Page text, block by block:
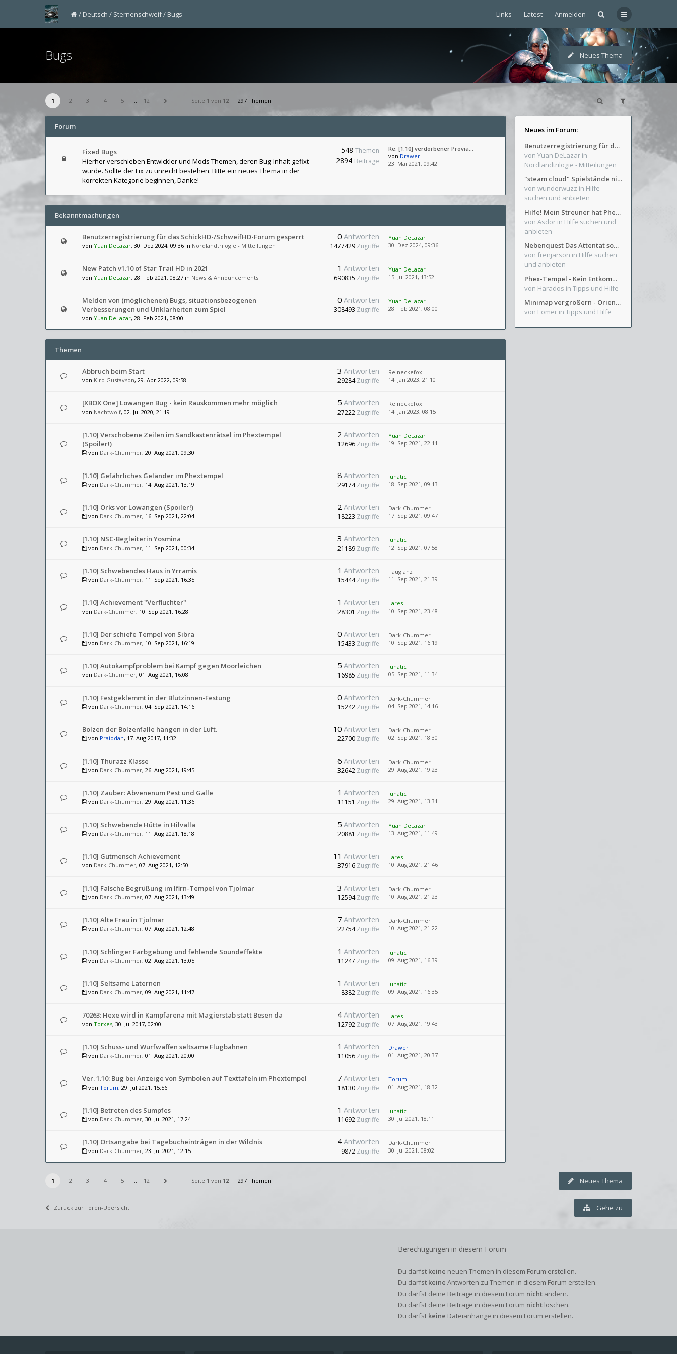
Links Latest Anmelden
Deutsch Sternenschweif Bugs
Bugs Neues Thema
1 2 3 4 5 … 12 Seite 1 von 12 297 Themen
Forum
Fixed Bugs
Hierher verschieben Entwickler und Mods Themen, deren Bug-Inhalt gefixt
wurde. Sollte der Fix zu unrecht bestehen: Bitte ein neues Thema in der
korrekten Kategorie beginnen, Danke!
548 Themen
2894 Beiträge
Re: [1.10] verdorbener Provia…
von Drawer
23. Mai 2021, 09:42
Bekanntmachungen
Benutzerregistrierung für das SchickHD-/SchweifHD-Forum gesperrt
von Yuan DeLazar, 30. Dez 2024, 09:36 in Nordlandtrilogie - Mitteilungen
0 Antworten
1477429 Zugriffe
Yuan DeLazar
30. Dez 2024, 09:36
New Patch v1.10 of Star Trail HD in 2021
von Yuan DeLazar, 28. Feb 2021, 08:27 in News & Announcements
1 Antworten
690835 Zugriffe
Yuan DeLazar
15. Jul 2021, 13:52
Melden von (möglichenen) Bugs, situationsbezogenen
Verbesserungen und Unklarheiten zum Spiel
von Yuan DeLazar, 28. Feb 2021, 08:00
0 Antworten
308493 Zugriffe
Yuan DeLazar
28. Feb 2021, 08:00
Themen
Abbruch beim Start
von Kiro Gustavson, 29. Apr 2022, 09:58
3 Antworten
29284Zugriffe
Reineckefox
14. Jan 2023, 21:10
[XBOX One] Lowangen Bug - kein Rauskommen mehr möglich
von Nachtwolf, 02. Jul 2020, 21:19
5 Antworten
27222 Zugriffe
Reineckefox
14. Jan 2023, 08:15
[1.10] Verschobene Zeilen im Sandkastenrätsel im Phextempel
(Spoiler!)
von Dark-Chummer, 20. Aug 2021, 09:30
2 Antworten
12696 Zugriffe
Yuan DeLazar
19. Sep 2021, 22:11
[1.10] Gefährliches Geländer im Phextempel
von Dark-Chummer, 14. Aug 2021, 13:19
8 Antworten
29174Zugriffe
lunatic
18. Sep 2021, 09:13
[1.10] Orks vor Lowangen (Spoiler!)
von Dark-Chummer, 16. Sep 2021, 22:04
2 Antworten
18223 Zugriffe
Dark-Chummer
17. Sep 2021, 09:47
[1.10] NSC-Begleiterin Yosmina
von Dark-Chummer, 11. Sep 2021, 00:34
3 Antworten
21189 Zugriffe
lunatic
12. Sep 2021, 07:58
[1.10] Schwebendes Haus in Yrramis
von Dark-Chummer, 11. Sep 2021, 16:35
1 Antworten
15444Zugriffe
Tauglanz
11. Sep 2021, 21:39
[1.10] Achievement "Verfluchter"
von Dark-Chummer, 10. Sep 2021, 16:28
1 Antworten
28301 Zugriffe
Lares
10. Sep 2021, 23:48
[1.10] Der schiefe Tempel von Sibra
von Dark-Chummer, 10. Sep 2021, 16:19
0 Antworten
15433 Zugriffe
Dark-Chummer
10. Sep 2021, 16:19
[1.10] Autokampfproblem bei Kampf gegen Moorleichen
von Dark-Chummer, 01. Aug 2021, 16:08
5 Antworten
16985 Zugriffe
lunatic
05. Sep 2021, 11:34
[1.10] Festgeklemmt in der Blutzinnen-Festung
von Dark-Chummer, 04. Sep 2021, 14:16
0 Antworten
15242 Zugriffe
Dark-Chummer
04. Sep 2021, 14:16
Bolzen der Bolzenfalle hängen in der Luft.
von Praiodan, 17. Aug 2017, 11:32
10 Antworten
22700 Zugriffe
Dark-Chummer
02. Sep 2021, 18:30
[1.10] Thurazz Klasse
von Dark-Chummer, 26. Aug 2021, 19:45
6 Antworten
32642 Zugriffe
Dark-Chummer
29. Aug 2021, 19:23
[1.10] Zauber: Abvenenum Pest und Galle
von Dark-Chummer, 29. Aug 2021, 11:36
1 Antworten
11151 Zugriffe
lunatic
29. Aug 2021, 13:31
[1.10] Schwebende Hütte in Hilvalla
von Dark-Chummer, 11. Aug 2021, 18:18
5 Antworten
20881 Zugriffe
Yuan DeLazar
13. Aug 2021, 11:49
[1.10] Gutmensch Achievement
von Dark-Chummer, 07. Aug 2021, 12:50
11 Antworten
37916 Zugriffe
Lares
10. Aug 2021, 21:46
[1.10] Falsche Begrüßung im Ifirn-Tempel von Tjolmar
von Dark-Chummer, 07. Aug 2021, 13:49
3 Antworten
12594Zugriffe
Dark-Chummer
10. Aug 2021, 21:23
[1.10] Alte Frau in Tjolmar
von Dark-Chummer, 07. Aug 2021, 12:48
7 Antworten
22754Zugriffe
Dark-Chummer
10. Aug 2021, 21:22
[1.10] Schlinger Farbgebung und fehlende Soundeffekte
von Dark-Chummer, 02. Aug 2021, 13:05
1 Antworten
11247 Zugriffe
lunatic
09. Aug 2021, 16:39
[1.10] Seltsame Laternen
von Dark-Chummer, 09. Aug 2021, 11:47
1 Antworten
8382 Zugriffe
lunatic
09. Aug 2021, 16:35
70263: Hexe wird in Kampfarena mit Magierstab statt Besen da
von Torxes, 30. Jul 2017, 02:00
4Antworten
12792 Zugriffe
Lares
07. Aug 2021, 19:43
[1.10] Schuss- und Wurfwaffen seltsame Flugbahnen
von Dark-Chummer, 01. Aug 2021, 20:00
1 Antworten
11056 Zugriffe
Drawer
01. Aug 2021, 20:37
Ver. 1.10: Bug bei Anzeige von Symbolen auf Texttafeln im Phextempel
von Torum, 29. Jul 2021, 15:56
7 Antworten
18130 Zugriffe
Torum
01. Aug 2021, 18:32
[1.10] Betreten des Sumpfes
von Dark-Chummer, 30. Jul 2021, 17:24
1 Antworten
11692 Zugriffe
lunatic
30. Jul 2021, 18:11
[1.10] Ortsangabe bei Tagebucheinträgen in der Wildnis
von Dark-Chummer, 23. Jul 2021, 12:15
4Antworten
9872 Zugriffe
Dark-Chummer
30. Jul 2021, 08:02
Neues im Forum:
Benutzerregistrierung für das SchickHD-/SchweifHD-Forum gesperrt
von Yuan DeLazar in
Nordlandtrilogie - Mitteilungen
"steam cloud" Spielstände nicht verfügbar
von wunderwuzz in Hilfe
suchen und anbieten
Hilfe! Mein Streuner hat Phexens Gunst verloren...
von Asdor in Hilfe suchen und
anbieten
Nebenquest Das Attentat sowie Beilunker Reiter und zwei kleine Ausrüstungsfragen
von frenjarson in Hilfe suchen
und anbieten
Phex-Tempel - Kein Entkommen aus Weinkeller/Bibliothek Trakt
von Harados in Tipps und Hilfe
Minimap vergrößern - Orientierung in Blutzinnen
von Eomer in Tipps und Hilfe
Neues Thema
1 2 3 4 5 … 12 Seite 1 von 12 297 Themen
Zurück zur Foren-Übersicht Gehe zu
Berechtigungen in diesem Forum
Du darfst keine neuen Themen in diesem Forum erstellen.
Du darfst keine Antworten zu Themen in diesem Forum erstellen.
Du darfst deine Beiträge in diesem Forum nicht ändern.
Du darfst deine Beiträge in diesem Forum nicht löschen.
Du darfst keine Dateianhänge in diesem Forum erstellen.